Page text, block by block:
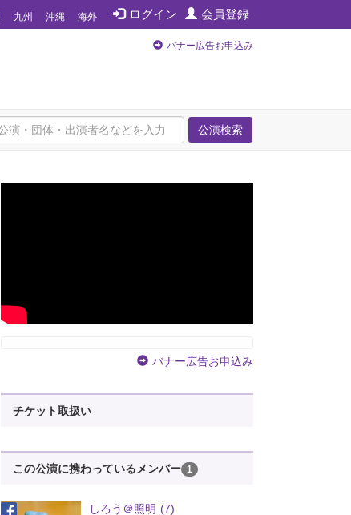
ログイン 会員登録
九州 沖縄 海外
バナー広告お申込み
公演検索
バナー広告お申込み
チケット取扱い
この公演に携わっているメンバー 1
しろう＠照明 (7)